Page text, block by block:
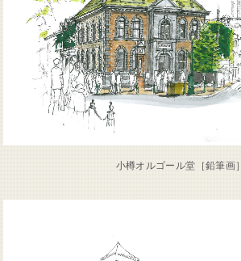
小樽オルゴール堂［鉛筆画］